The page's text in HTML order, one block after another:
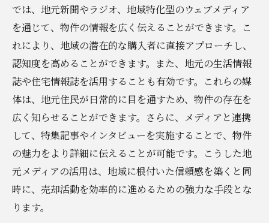
では、地元新聞やラジオ、地域特化型のウェブメディア
を通じて、物件の情報を広く伝えることができます。こ
れにより、地域の潜在的な購入者に直接アプローチし、
認知度を高めることができます。また、地元の生活情報
誌や住宅情報誌を活用することも有効です。これらの媒
体は、地元住民が日常的に目を通すため、物件の存在を
広く知らせることができます。さらに、メディアと連携
して、特集記事やインタビューを実施することで、物件
の魅力をより詳細に伝えることが可能です。こうした地
元メディアの活用は、地域に根付いた信頼感を築くと同
時に、売却活動を効率的に進めるための強力な手段とな
ります。